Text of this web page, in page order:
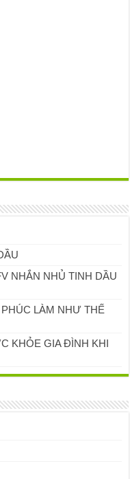
NHẮN NHỦ TINH DẦU
LÀM NHƯ THẾ
KHỎE GIA ĐÌNH KHI